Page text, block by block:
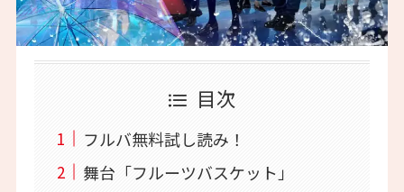
目次
フルバ無料試し読み！
舞台「フルーツバスケット」